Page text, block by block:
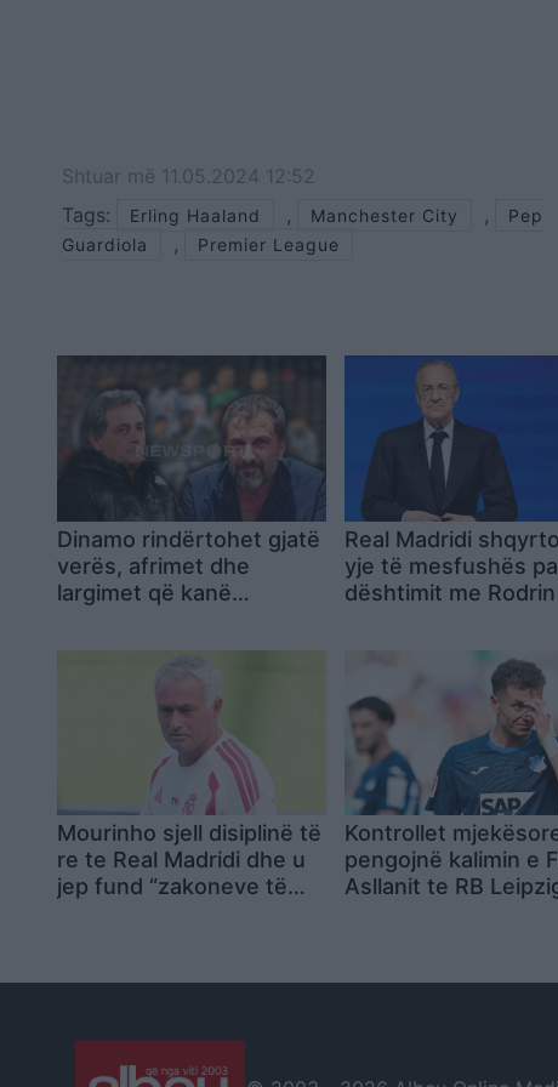
Shtuar më 11.05.2024 12:52
Tags:
Erling Haaland , Manchester City ,
Pep
Guardiola
, Premier League
Dinamo rindërtohet gjatë
verës, afrimet dhe
largimet që kanë
Real Madridi
yje të mesfushës
dështimit me Rodrin
Mourinho sjell disiplinë të
re te Real Madridi dhe u
jep fund “zakoneve të
Kontrollet
pengojnë kalimin e
Asllanit te RB